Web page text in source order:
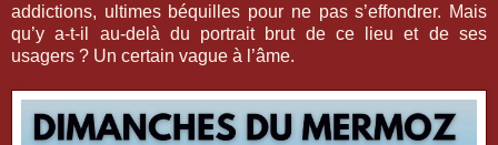
addictions, ultimes béquilles pour ne pas s’effondrer. Mais
qu’y a-t-il au-delà du portrait brut de ce lieu et de ses
usagers ? Un certain vague à l’âme.